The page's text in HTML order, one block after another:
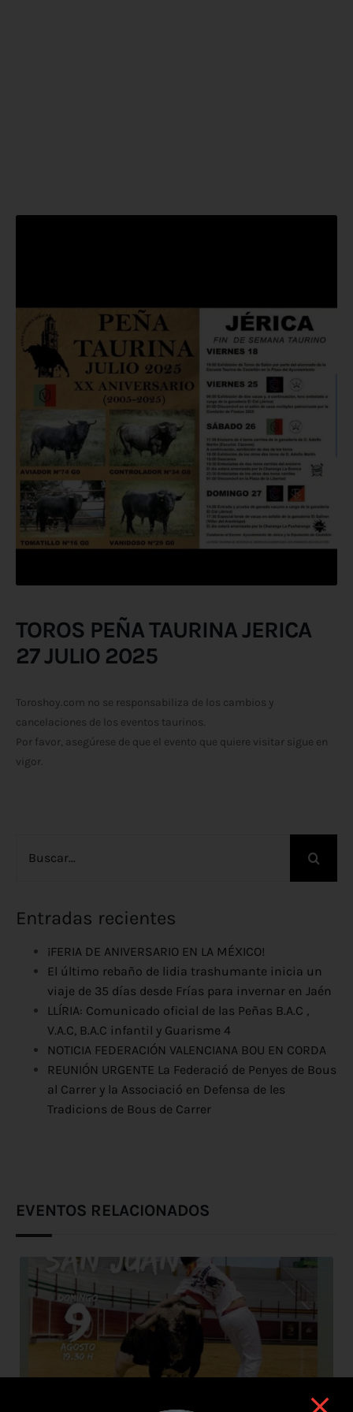
TOROS PEÑA TAURINA JERICA
27 JULIO 2025
Toroshoy.com no se responsabiliza de los cambios y
cancelaciones de los eventos taurinos.
Por favor, asegúrese de que el evento que quiere visitar sigue en
vigor.
Entradas recientes
¡FERIA DE ANIVERSARIO EN LA MÉXICO!
El último rebaño de lidia trashumante inicia un
viaje de 35 días desde Frías para invernar en Jaén
LLÍRIA: Comunicado oficial de las Peñas B.A.C ,
V.A.C, B.A.C infantil y Guarisme 4
NOTICIA FEDERACIÓN VALENCIANA BOU EN CORDA
REUNIÓN URGENTE La Federació de Penyes de Bous
al Carrer y la Associació en Defensa de les
Tradicions de Bous de Carrer
EVENTOS RELACIONADOS